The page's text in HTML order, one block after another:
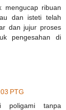
mengucap ribuan
dan isteti telah
dan jujur proses
pengesahan di
PTG
poligami tanpa